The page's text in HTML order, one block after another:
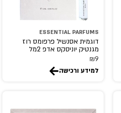
ESSENTIAL PARFUMS
דוגמית אסנשיל פרפומס רוז
מגנטיק יוניסקס אדפ 2מל
₪
למידע ורכישה